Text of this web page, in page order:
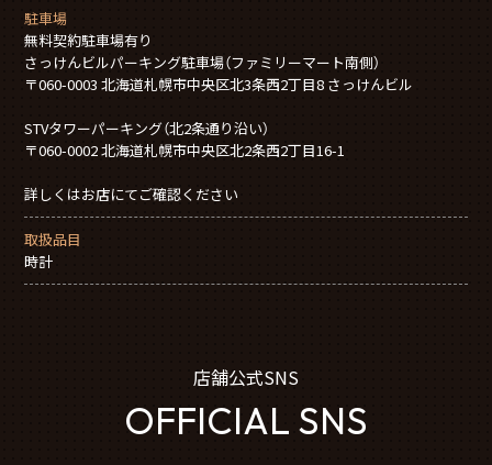
駐車場
無料契約駐車場有り
さっけんビルパーキング駐車場（ファミリーマート南側）
〒060-0003 北海道札幌市中央区北3条西2丁目8 さっけんビル
STVタワーパーキング（北2条通り沿い）
〒060-0002 北海道札幌市中央区北2条西2丁目16-1
詳しくはお店にてご確認ください
取扱品目
時計
店舗公式SNS
OFFICIAL SNS